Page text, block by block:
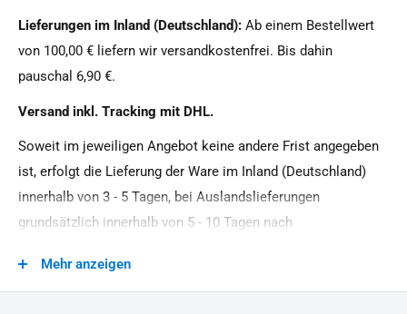
Lieferumfang:
1× Kennzeichenhalter (ohne Kennzeichenplatte)
1× Befestigungsmaterial
Hinweis:
Dieses Angebot kann Beispielbilder enthalten, deren Inhalt
über den tatsächlichen Lieferumfang hinausgehen kann.
Harley-Davidson, Indian Motorcycle, Suzuki, Yamaha, Honda,
Kawasaki, Triumph, Victory, Universal Marke
Oberfläche:
Pulverbeschichtet
Produkttyp:
Mittiger Kennzeichenhalter
keine Eintragung erforderlich
Lieferungen im Inland (Deutschland): Ab einem Bestellwert
von 100,00 € liefern wir versandkostenfrei. Bis dahin
pauschal 6,90 €.
Versand inkl. Tracking mit DHL.
Soweit im jeweiligen Angebot keine andere Frist angegeben
ist, erfolgt die Lieferung der Ware im Inland (Deutschland)
innerhalb von 3 - 5 Tagen, bei Auslandslieferungen
grundsätzlich innerhalb von 5 - 10 Tagen nach
Zeitpunkt Ihrer Zahlungsanweisung).Beachten Sie, dass an
Mehr anzeigen